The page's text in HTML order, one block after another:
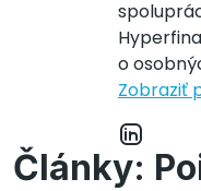
o
Zobraziť
Články: